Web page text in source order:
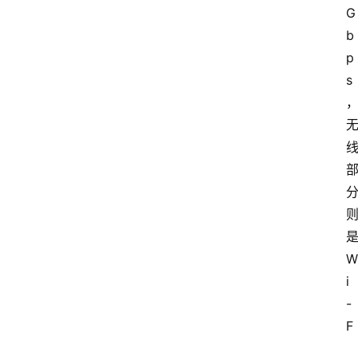
G
b
p
s
，
无
线
部
分
则
是
W
i
-
F